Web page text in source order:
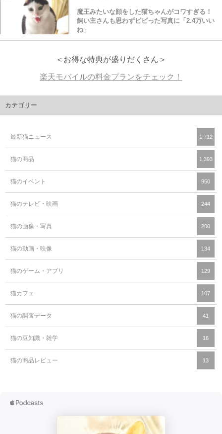
魔王みたいな顔をした猫ちゃんがコワすぎる！
飼い主さんも思わずビビった写真に「2.4万いい
ね」
＜お得な特典が盛りだくさん＞
楽天モバイルの料金プランをチェック！
カテゴリー
最新猫ニュース 1,712
猫の商品 1,393
猫のイベント 950
猫のテレビ・映画 244
猫の画像・写真 200
猫の動画・映像 134
猫のゲーム・アプリ 129
猫カフェ 107
猫の調査データ 41
猫の豆知識・雑学 16
猫の商品レビュー 13